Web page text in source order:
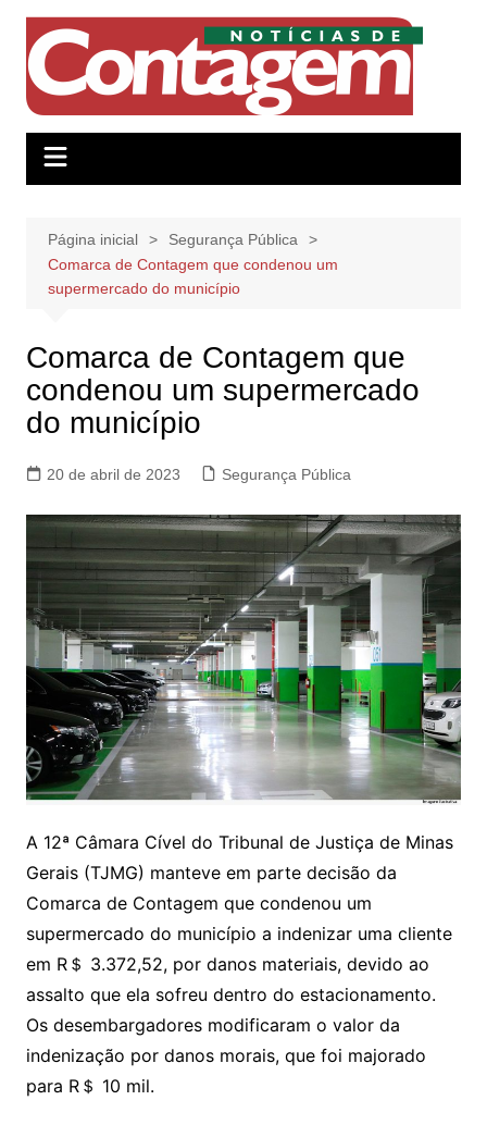
conteúdo
Página inicial
Segurança Pública
Comarca de Contagem que condenou um
supermercado do município
Comarca de Contagem que
condenou um supermercado
do município
20 de abril de 2023 Segurança Pública
A 12ª Câmara Cível do Tribunal de Justiça de Minas
Gerais (TJMG) manteve em parte decisão da
Comarca de Contagem que condenou um
supermercado do município a indenizar uma cliente
em R＄ 3.372,52, por danos materiais, devido ao
assalto que ela sofreu dentro do estacionamento.
Os desembargadores modificaram o valor da
indenização por danos morais, que foi majorado
para R＄ 10 mil.